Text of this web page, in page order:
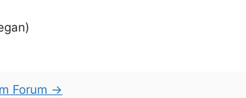
Forum →